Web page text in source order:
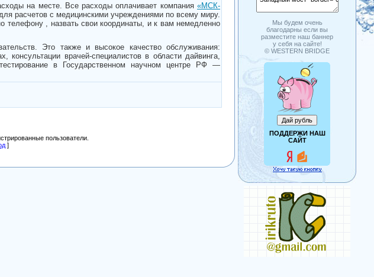
на месте. Все расходы оплачивает компания «МСК-
расчетов с медицинскими учреждениями по всему миру.
телефону , назвать свои координаты, и к вам немедленно
Это также и высокое качество обслуживания:
врачей-специалистов в области дайвинга,
в Государственном научном центре РФ —
пользователи.
]
Мы будем очень
благодарны если вы
разместите наш баннер
у себя на сайте!
© WESTERN BRIDGE
ПОДДЕРЖИ НАШ
САЙТ